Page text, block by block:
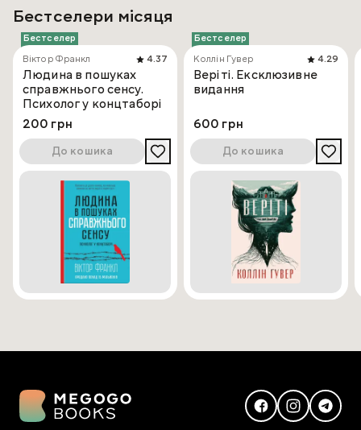
Бестселери місяця
Бестселер
Віктор Франкл
4.37
Людина в пошуках
справжнього сенсу.
Психолог у концтаборі
200 грн
До кошика
Бестселер
Коллін Гувер
4.29
Веріті. Ексклюзивне
видання
600 грн
До кошика